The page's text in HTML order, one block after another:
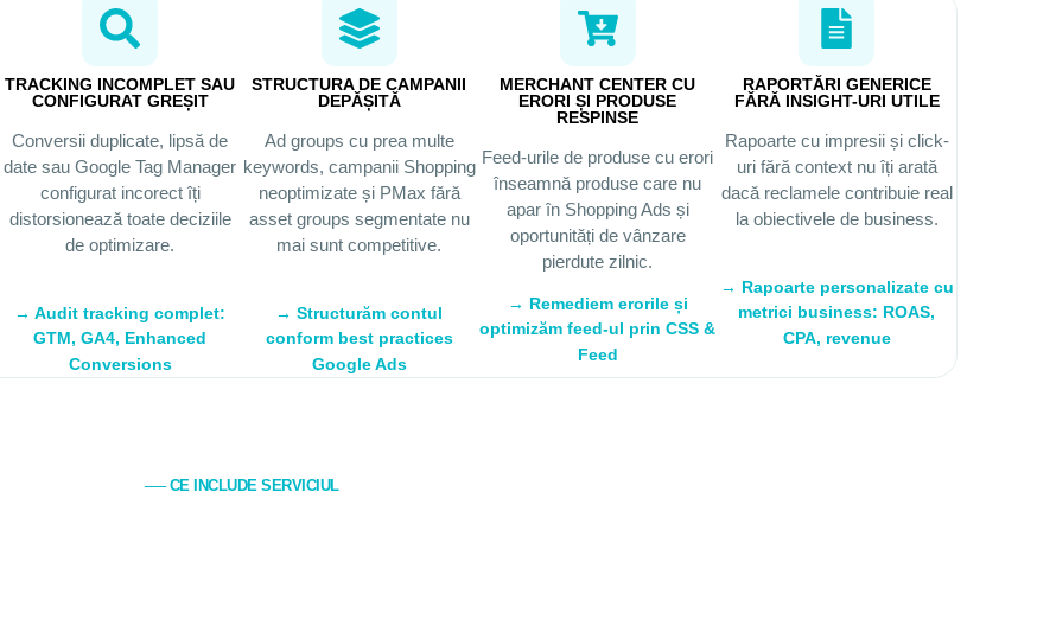
TRACKING INCOMPLET SAU
CONFIGURAT GREȘIT
Conversii duplicate, lipsă de
date sau Google Tag Manager
configurat incorect îți
distorsionează toate deciziile
de optimizare.
→ Audit tracking complet:
GTM, GA4, Enhanced
Conversions
STRUCTURA DE CAMPANII
DEPĂȘITĂ
Ad groups cu prea multe
keywords, campanii Shopping
neoptimizate și PMax fără
asset groups segmentate nu
mai sunt competitive.
→ Structurăm contul
conform best practices
Google Ads
MERCHANT CENTER CU
ERORI ȘI PRODUSE
RESPINSE
Feed-urile de produse cu erori
înseamnă produse care nu
apar în Shopping Ads și
oportunități de vânzare
pierdute zilnic.
→ Remediem erorile și
optimizăm feed-ul prin CSS &
Feed
RAPORTĂRI GENERICE
FĂRĂ INSIGHT-URI UTILE
Rapoarte cu impresii și click-
uri fără context nu îți arată
dacă reclamele contribuie real
la obiectivele de business.
→ Rapoarte personalizate cu
metrici business: ROAS,
CPA, revenue
── CE INCLUDE SERVICIUL